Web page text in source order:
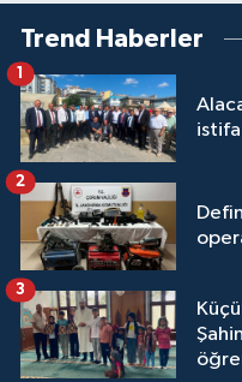
Trend Haberler
istifa
1
2
3